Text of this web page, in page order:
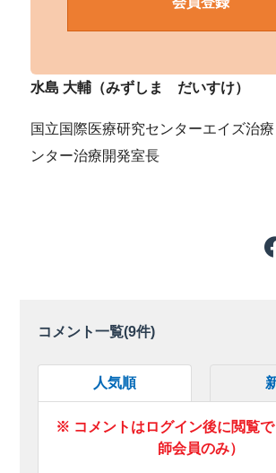
水島 大輔（みずしま だいすけ）
国立国際医療研究センターエイズ治
ンター治療開発室長
コメント一覧(9件)
人気順
※ コメントはログイン後に閲覧
師会員のみ）